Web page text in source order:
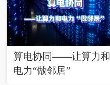
算电协同——让算力和
电力“做邻居”